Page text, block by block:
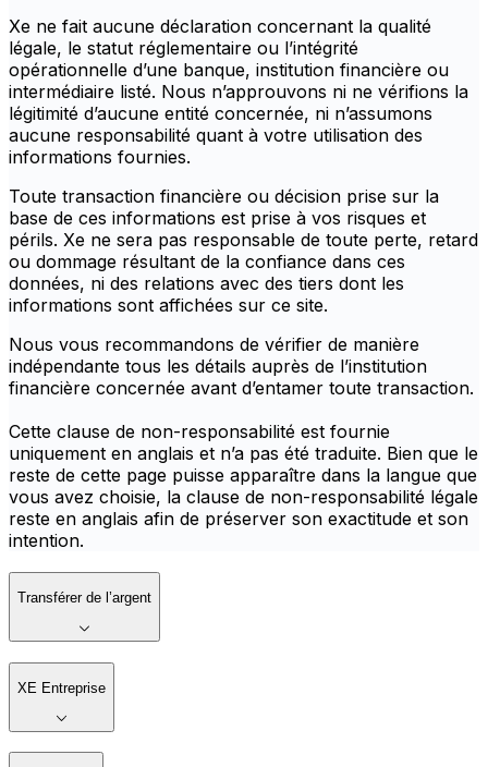
Xe ne fait aucune déclaration concernant la qualité
légale, le statut réglementaire ou l’intégrité
opérationnelle d’une banque, institution financière ou
intermédiaire listé. Nous n’approuvons ni ne vérifions la
légitimité d’aucune entité concernée, ni n’assumons
aucune responsabilité quant à votre utilisation des
informations fournies.
Toute transaction financière ou décision prise sur la
base de ces informations est prise à vos risques et
périls. Xe ne sera pas responsable de toute perte, retard
ou dommage résultant de la confiance dans ces
données, ni des relations avec des tiers dont les
informations sont affichées sur ce site.
Nous vous recommandons de vérifier de manière
indépendante tous les détails auprès de l’institution
financière concernée avant d’entamer toute transaction.
Cette clause de non-responsabilité est fournie
uniquement en anglais et n’a pas été traduite. Bien que le
reste de cette page puisse apparaître dans la langue que
vous avez choisie, la clause de non-responsabilité légale
reste en anglais afin de préserver son exactitude et son
intention.
Transférer de l’argent
XE Entreprise